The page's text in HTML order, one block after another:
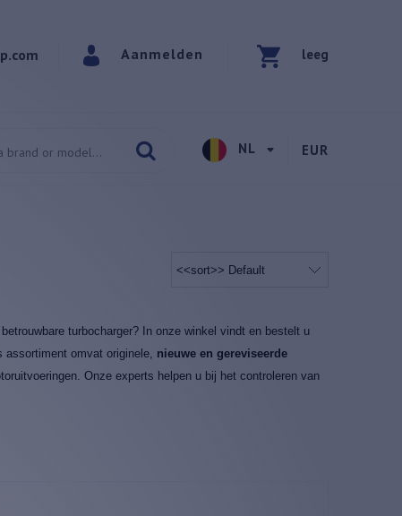
Aanmelden leeg
NL EUR
turbocharger? In onze winkel vindt en bestelt u
omvat originele, nieuwe en gereviseerde
Onze experts helpen u bij het controleren van